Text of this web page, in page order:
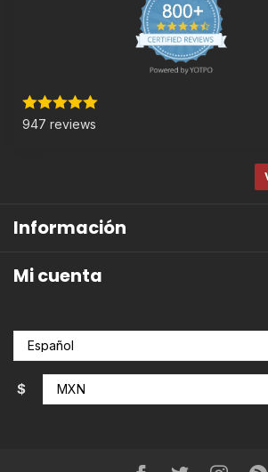
947 reviews
Información
Mi cuenta
$